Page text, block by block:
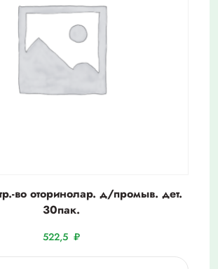
во оторинолар. д/промыв. дет.
30пак.
522,5 ₽